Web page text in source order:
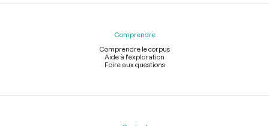
Comprendre
Comprendre le corpus
Aide à l'exploration
Foire aux questions